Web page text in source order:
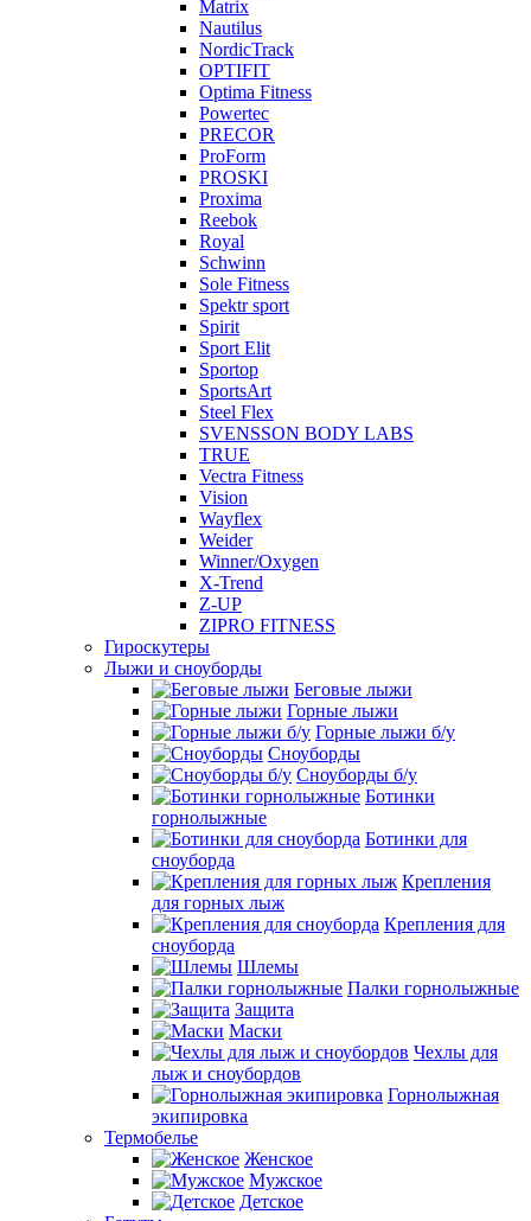
Matrix
Nautilus
NordicTrack
OPTIFIT
Optima Fitness
Powertec
PRECOR
ProForm
PROSKI
Proxima
Reebok
Royal
Schwinn
Sole Fitness
Spektr sport
Spirit
Sport Elit
Sportop
SportsArt
Steel Flex
SVENSSON BODY LABS
TRUE
Vectra Fitness
Vision
Wayflex
Weider
Winner/Oxygen
X-Trend
Z-UP
ZIPRO FITNESS
Гироскутеры
Лыжи и сноуборды
Беговые лыжи
Горные лыжи
Горные лыжи б/у
Сноуборды
Сноуборды б/у
Ботинки
горнолыжные
Ботинки для
сноуборда
Крепления
для горных лыж
Крепления для
сноуборда
Шлемы
Палки горнолыжные
Защита
Маски
Чехлы для
лыж и сноубордов
Горнолыжная
экипировка
Термобелье
Женское
Мужское
Детское